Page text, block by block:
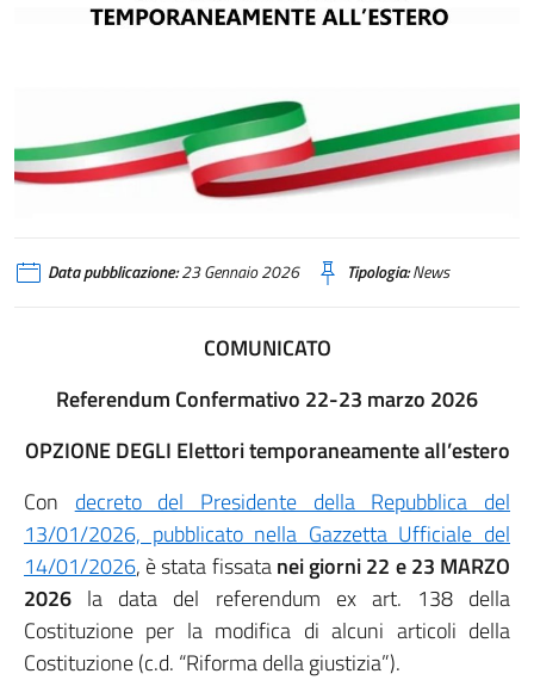
Data pubblicazione:23 Gennaio 2026 Tipologia:News
COMUNICATO
Referendum Confermativo 22-23 marzo 2026
OPZIONE DEGLI Elettori temporaneamente all’estero
Con decreto del Presidente della Repubblica del
13/01/2026, pubblicato nella Gazzetta Ufficiale del
14/01/2026, è stata fissatanei giorni 22 e 23 MARZO
2026 la data del referendum ex art. 138 della
Costituzione per la modifica di alcuni articoli della
Costituzione (c.d. “Riforma della giustizia”).